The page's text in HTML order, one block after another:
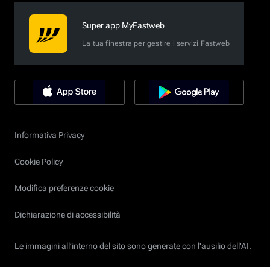
Super app MyFastweb
La tua finestra per gestire i servizi Fastweb
Informativa Privacy
Cookie Policy
Modifica preferenze cookie
Dichiarazione di accessibilità
Le immagini all’interno del sito sono generate con l'ausilio dell'AI.